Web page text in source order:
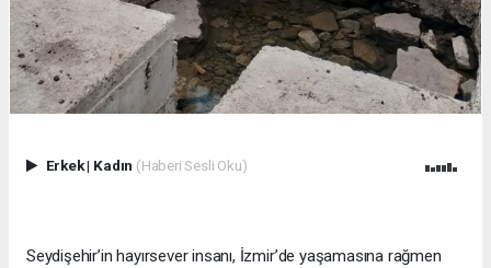
Erkek| Kadın (Haberi Sesli Oku)
Seydişehir’in hayırsever insanı, İzmir’de yaşamasına rağmen